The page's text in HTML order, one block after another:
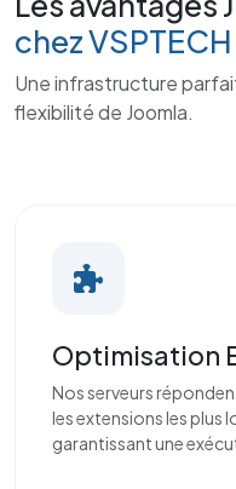
chez
Une infrastructure
flexibilité de Joomla.
Optimisation
Nos serveurs
les extensions les plus
garantissant une